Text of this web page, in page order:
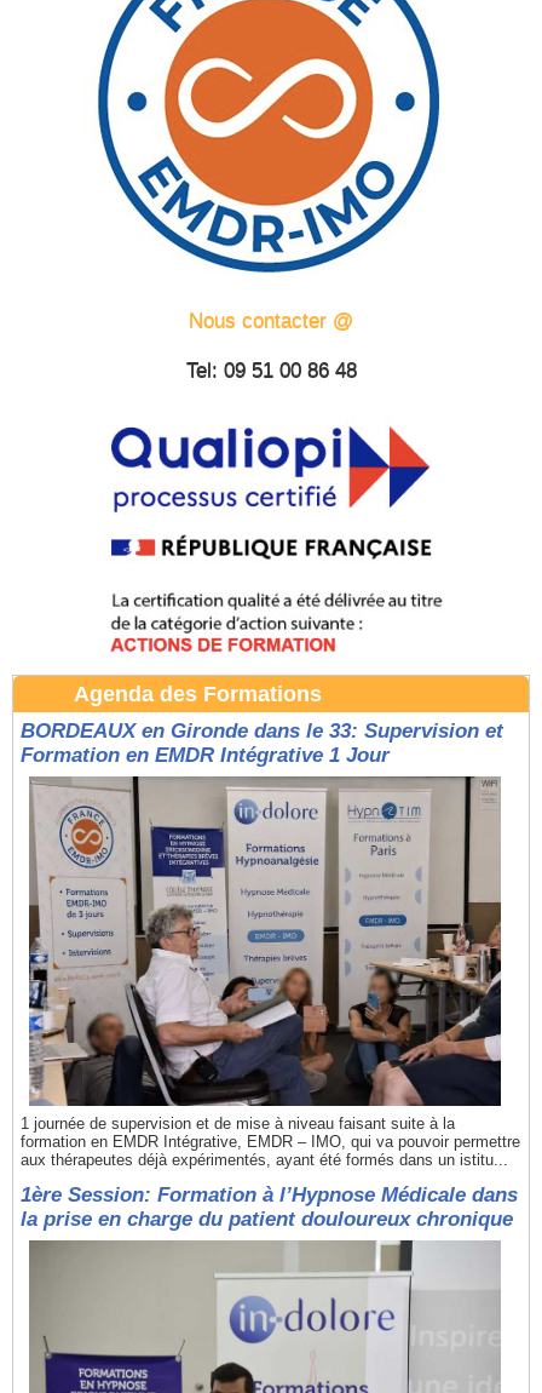
Nous contacter @
Tel: 09 51 00 86 48
Agenda des Formations
BORDEAUX en Gironde dans le 33: Supervision et
Formation en EMDR Intégrative 1 Jour
1 journée de supervision et de mise à niveau faisant suite à la
formation en EMDR Intégrative, EMDR – IMO, qui va pouvoir permettre
aux thérapeutes déjà expérimentés, ayant été formés dans un istitu...
1ère Session: Formation à l’Hypnose Médicale dans
la prise en charge du patient douloureux chronique